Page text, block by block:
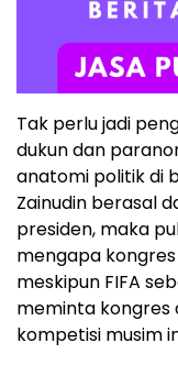
Tak perlu jadi
dukun dan
anatomi politik di
Zainudin berasal
presiden, maka
mengapa kongres
meskipun FIFA
meminta kongres
kompetisi musim